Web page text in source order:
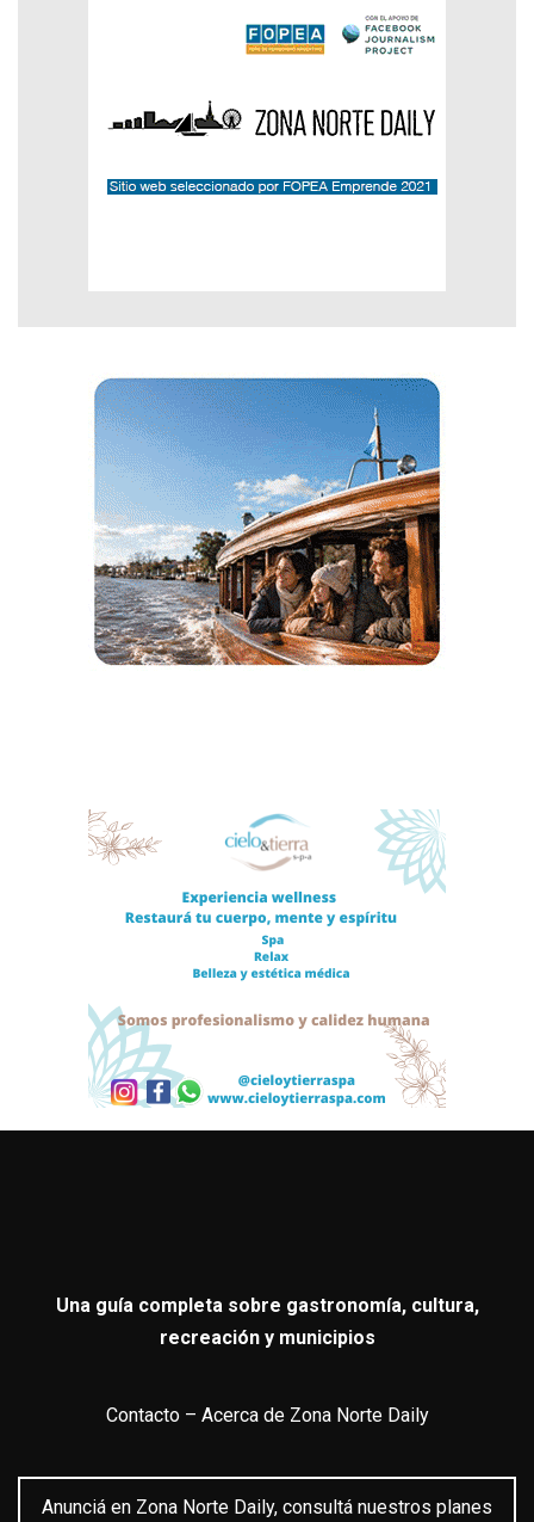
Una guía completa sobre gastronomía, cultura,
recreación y municipios
Contacto– Acerca de Zona Norte Daily
Anunciá en Zona Norte Daily, consultá nuestros planes